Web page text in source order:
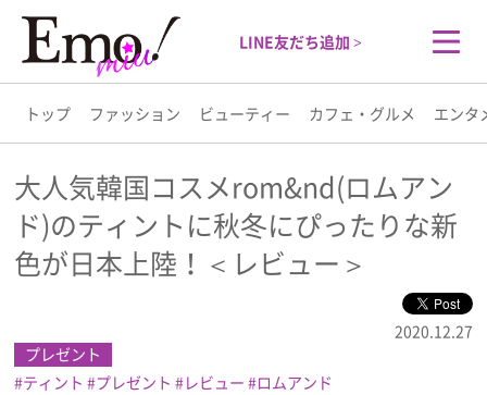
LINE友だち追加 >
トップ ファッション ビューティー カフェ・グルメ エンタ
トップ
ファッション
カフェ・グルメ
大人気韓国コスメrom&nd(ロムアン
ド)のティントに秋冬にぴったりな新
色が日本上陸！＜レビュー＞
2020.12.27
プレゼント
ティント
プレゼント レビュー ロムアンド